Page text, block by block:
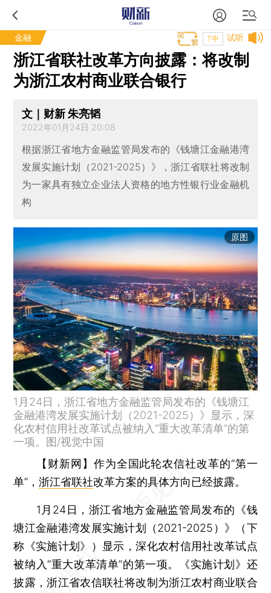
金融 试听
T中
浙江省联社改革方向披露：将改制
为浙江农村商业联合银行
文｜财新 朱亮韬
2022年01月24日 20:08
根据浙江省地方金融监管局发布的《钱塘江金融港湾
发展实施计划（2021-2025）》，浙江省联社将改制
为一家具有独立企业法人资格的地方性银行业金融机
构
原图
1月24日，浙江省地方金融监管局发布的《钱塘江
金融港湾发展实施计划（2021-2025）》显示，深
化农村信用社改革试点被纳入“重大改革清单”的第
一项。图/视觉中国
【财新网】 作为全国此轮农信社改革的“第一
单”，浙江省联社改革方案的具体方向已经披露。
1月24日，浙江省地方金融监管局发布的《钱
塘江金融港湾发展实施计划（2021-2025）》（下
称《实施计划》）显示，深化农村信用社改革试点
被纳入“重大改革清单”的第一项。《实施计划》还
披露，浙江省农信联社将改制为浙江农村商业联合